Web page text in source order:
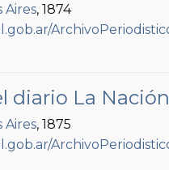
Aires, 1874
diario La Nación
Aires, 1875